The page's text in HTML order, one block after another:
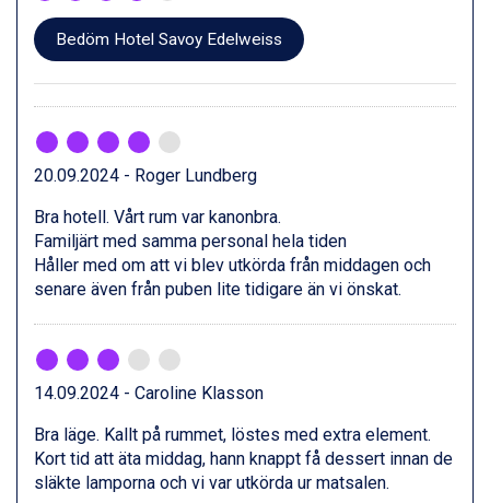
St. Anton från 11.245 kr.
Zell am See från 6.295 kr.
Canazei från 7.195 kr.
Livigno från 5.595 kr.
Ponte di Legno från 7.395 kr.
Sauze dOulx från 6.145 kr.
Alleghe från 8.545 kr.
Arabba från 11.045 kr.
La Thuile från 7.045 kr.
Cervinia från 8.245 kr.
Saalbach från 9.445 kr.
Sölden från 12.995 kr.
Bad Hofgastein från 8.595 kr.
Passo Tonale från 5.895 kr.
Champoluc från 5.945 kr.
Fieberbrunn från 9.645 kr.
Ischgl från 11.295 kr.
Wagrain från 7.095 kr.
Bedöm Hotel Savoy Edelweiss
20.09.2024 - Roger Lundberg
Bra hotell. Vårt rum var kanonbra.
Familjärt med samma personal hela tiden
Håller med om att vi blev utkörda från middagen och
senare även från puben lite tidigare än vi önskat.
14.09.2024 - Caroline Klasson
Bra läge. Kallt på rummet, löstes med extra element.
Kort tid att äta middag, hann knappt få dessert innan de
släkte lamporna och vi var utkörda ur matsalen.